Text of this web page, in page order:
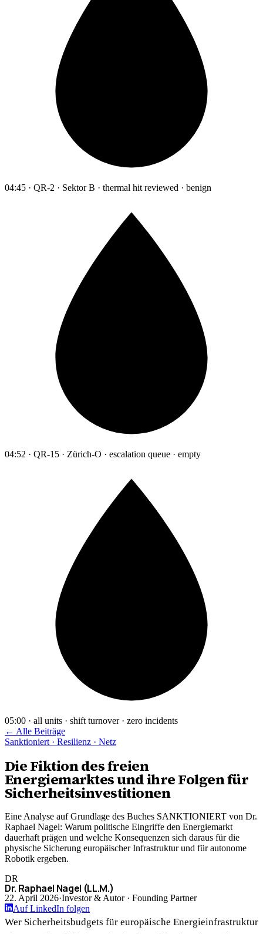
04:45 · QR-2 · Sektor B · thermal hit reviewed · benign
04:52 · QR-15 · Zürich-O · escalation queue · empty
05:00 · all units · shift turnover · zero incidents
← Alle Beiträge
Sanktioniert · Resilienz · Netz
Die Fiktion des freien
Energiemarktes und ihre Folgen für
Sicherheitsinvestitionen
Eine Analyse auf Grundlage des Buches SANKTIONIERT von Dr.
Raphael Nagel: Warum politische Eingriffe den Energiemarkt
dauerhaft prägen und welche Konsequenzen sich daraus für die
physische Sicherung europäischer Infrastruktur und für autonome
Robotik ergeben.
DR
Dr. Raphael Nagel (LL.M.)
22. April 2026·Investor & Autor · Founding Partner
Auf LinkedIn folgen
Wer Sicherheitsbudgets für europäische Energieinfrastruktur